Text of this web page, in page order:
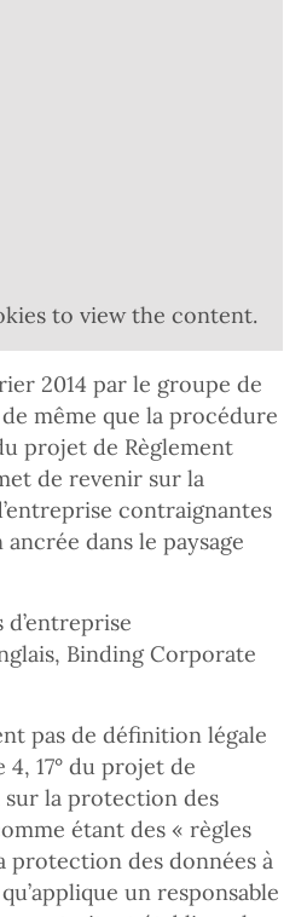
to view the content.
2014 par le groupe de
même que la procédure
projet de Règlement
de revenir sur la
contraignantes
ancrée dans le paysage
d’entreprise
Binding Corporate
pas de définition légale
4, 17° du projet de
la protection des
étant des « règles
protection des données à
un responsable